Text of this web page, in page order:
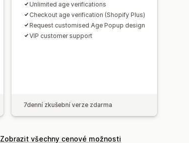
Unlimited age verifications
Checkout age verification (Shopify Plus)
Request customised Age Popup design
VIP customer support
7denní zkušební verze zdarma
Zobrazit všechny cenové možnosti